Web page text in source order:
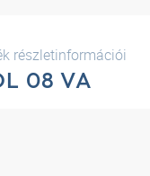
részletinformációi
08 VA